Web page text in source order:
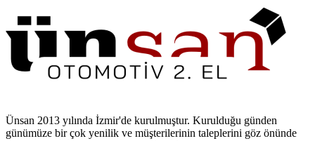
Ünsan 2013 yılında İzmir'de kurulmuştur. Kurulduğu günden
günümüze bir çok yenilik ve müşterilerinin taleplerini göz önünde